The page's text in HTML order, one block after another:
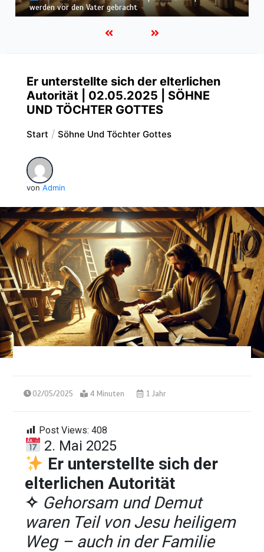
befunden – wir werden in Weiß wandeln
Er unterstellte sich der elterlichen
Autorität | 02.05.2025 | SÖHNE
UND TÖCHTER GOTTES
Start Söhne Und Töchter Gottes
von Admin
02/05/2025 4 Minuten 1 Jahr
Post Views: 408
2. Mai 2025
Er unterstellte sich der
elterlichen Autorität
✧ Gehorsam und Demut
waren Teil von Jesu heiligem
Weg – auch in der Familie